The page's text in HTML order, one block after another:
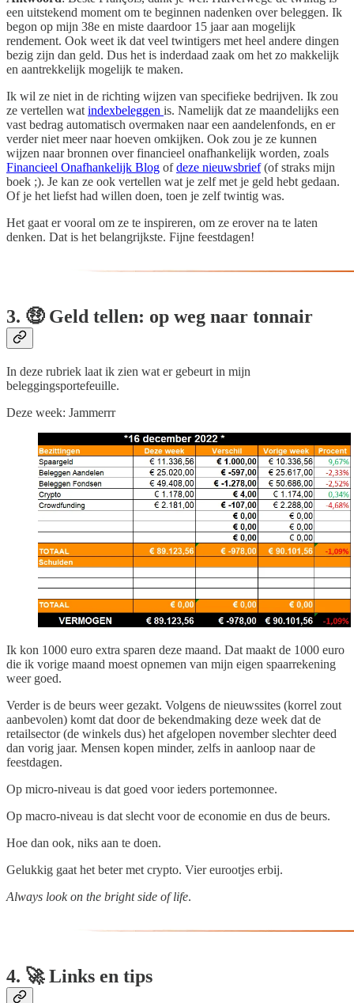
een uitstekend moment om te beginnen nadenken over beleggen. Ik
begon op mijn 38e en miste daardoor 15 jaar aan mogelijk
rendement. Ook weet ik dat veel twintigers met heel andere dingen
bezig zijn dan geld. Dus het is inderdaad zaak om het zo makkelijk
en aantrekkelijk mogelijk te maken.
Ik wil ze niet in de richting wijzen van specifieke bedrijven. Ik zou
ze vertellen watindexbeleggen is. Namelijk dat ze maandelijks een
vast bedrag automatisch overmaken naar een aandelenfonds, en er
verder niet meer naar hoeven omkijken. Ook zou je ze kunnen
wijzen naar bronnen over financieel onafhankelijk worden, zoals
Financieel Onafhankelijk Blog ofdeze nieuwsbrief(of straks mijn
boek ;). Je kan ze ook vertellen wat je zelf met je geld hebt gedaan.
Of je het liefst had willen doen, toen je zelf twintig was.
Het gaat er vooral om ze te inspireren, om ze erover na te laten
denken. Dat is het belangrijkste. Fijne feestdagen!
3. 🤑 Geld tellen: op weg naar tonnair
In deze rubriek laat ik zien wat er gebeurt in mijn
beleggingsportefeuille.
Deze week: Jammerrr
Ik kon 1000 euro extra sparen deze maand. Dat maakt de 1000 euro
die ik vorige maand moest opnemen van mijn eigen spaarrekening
weer goed.
Verder is de beurs weer gezakt. Volgens de nieuwssites (korrel zout
aanbevolen) komt dat door de bekendmaking deze week dat de
retailsector (de winkels dus) het afgelopen november slechter deed
dan vorig jaar. Mensen kopen minder, zelfs in aanloop naar de
feestdagen.
Op micro-niveau is dat goed voor ieders portemonnee.
Op macro-niveau is dat slecht voor de economie en dus de beurs.
Hoe dan ook, niks aan te doen.
Gelukkig gaat het beter met crypto. Vier eurootjes erbij.
Always look on the bright side of life.
4. 🚀 Links en tips